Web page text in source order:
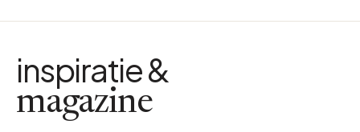
inspiratie &
magazine